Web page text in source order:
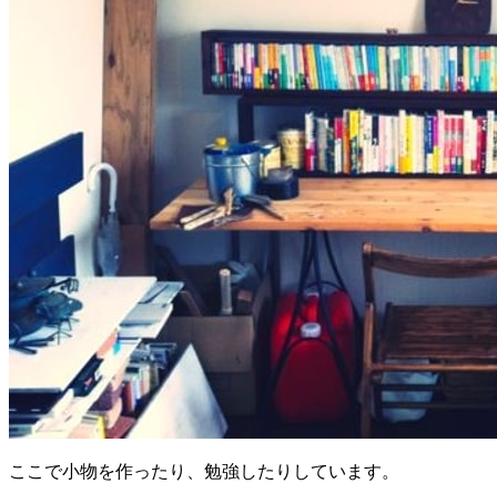
ここで小物を作ったり、勉強したりしています。